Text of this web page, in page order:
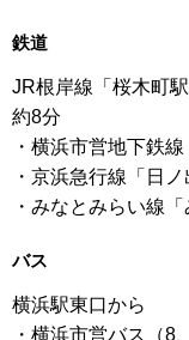
鉄道
JR根岸線「桜木町
約8分
・横浜市営地下鉄
・京浜急行線「日
・みなとみらい線
バス
横浜駅東口から
・横浜市営バス（